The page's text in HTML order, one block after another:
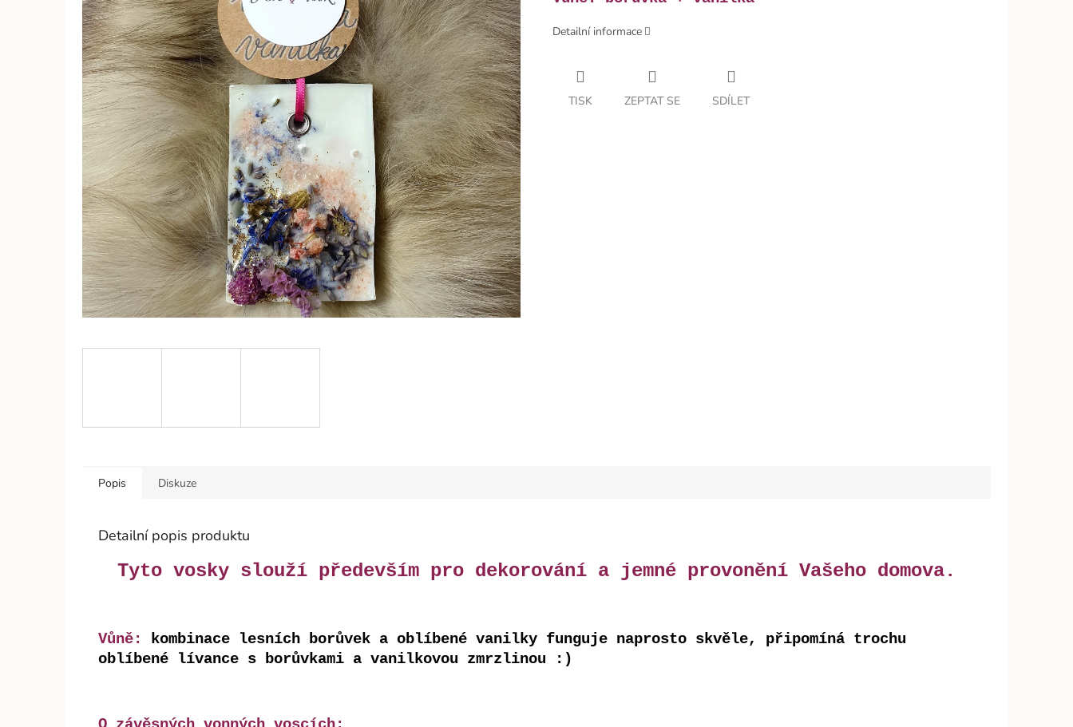
Detailní informace
TISK ZEPTAT SE SDÍLET
Popis Diskuze
Detailní popis produktu
Tyto vosky slouží především pro dekorování a jemné provonění Vašeho domova.
Vůně: kombinace lesních borůvek a oblíbené vanilky funguje naprosto skvěle, připomíná trochu
oblíbené lívance s borůvkami a vanilkovou zmrzlinou :)